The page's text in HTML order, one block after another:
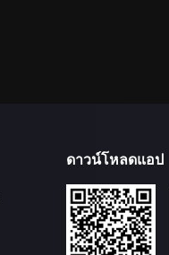
ดาวน์โหลดแอป